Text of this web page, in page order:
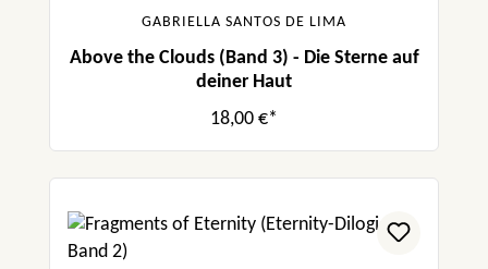
GABRIELLA SANTOS DE LIMA
Above the Clouds (Band 3) - Die Sterne auf
deiner Haut
18,00 €*